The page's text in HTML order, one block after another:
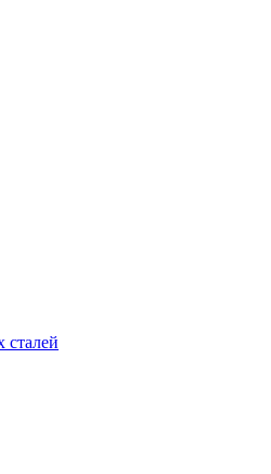
сталей